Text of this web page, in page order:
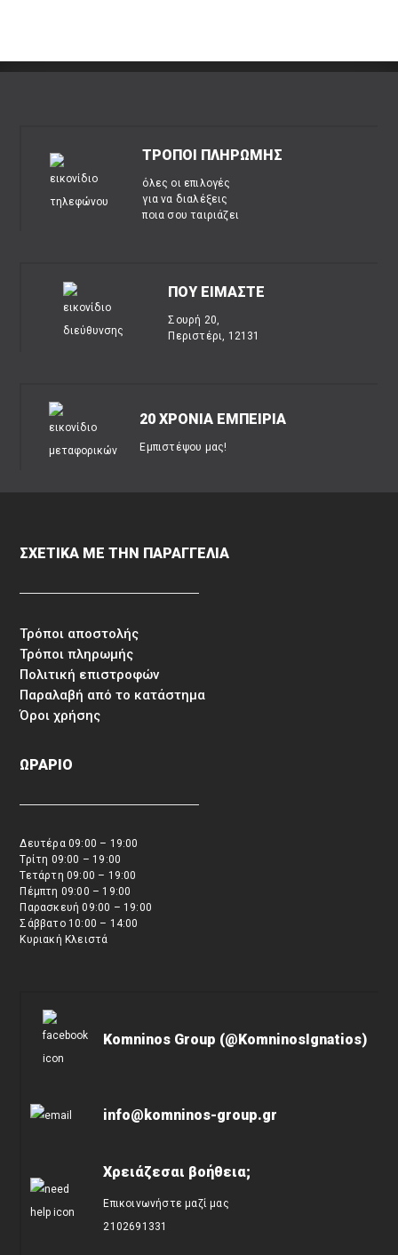
ΤΡΟΠΟΙ ΠΛΗΡΩΜΗΣ
όλες οι επιλογές
για να διαλέξεις
ποια σου ταιριάζει
ΠΟΥ ΕΙΜΑΣΤΕ
Σουρή 20,
Περιστέρι, 12131
20 ΧΡΟΝΙΑ ΕΜΠΕΙΡΙΑ
Εμπιστέψου μας!
ΣΧΕΤΙΚΑ ΜΕ ΤΗΝ ΠΑΡΑΓΓΕΛΙΑ
Τρόποι αποστολής
Τρόποι πληρωμής
Πολιτική επιστροφών
Παραλαβή από το κατάστημα
Όροι χρήσης
ΩΡΑΡΙΟ
Δευτέρα 09:00 – 19:00
Τρίτη 09:00 – 19:00
Τετάρτη 09:00 – 19:00
Πέμπτη 09:00 – 19:00
Παρασκευή 09:00 – 19:00
Σάββατο 10:00 – 14:00
Κυριακή Κλειστά
Komninos Group (@KomninosIgnatios)
info@komninos-group.gr
Χρειάζεσαι βοήθεια;
Επικοινωνήστε μαζί μας
2102691331